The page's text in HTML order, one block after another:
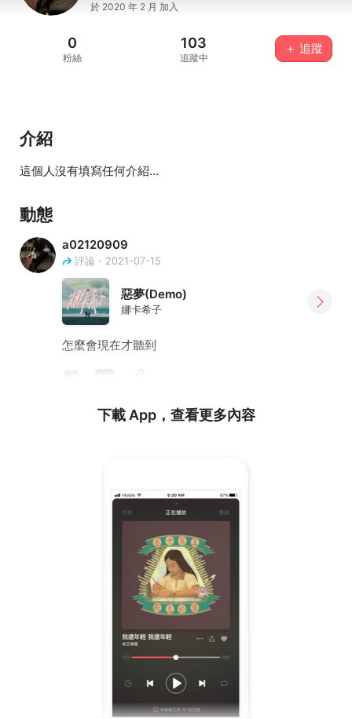
於 2020 年 2 月 加入
0
粉絲
103
追蹤中
＋ 追蹤
介紹
這個人沒有填寫任何介紹...
動態
a02120909
評論・2021-07-15
惡夢(Demo)
娜卡希子
怎麼會現在才聽到
下載 App，查看更多內容